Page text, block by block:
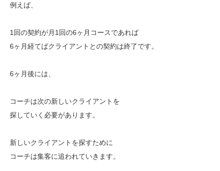
例えば、
1回の契約が月1回の6ヶ月コースであれば
6ヶ月経てばクライアントとの契約は終了です。
6ヶ月後には、
コーチは次の新しいクライアントを
探していく必要があります。
新しいクライアントを探すために
コーチは集客に追われていきます。